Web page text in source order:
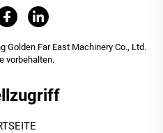
Golden Far East Machinery Co., Ltd.
vorbehalten.